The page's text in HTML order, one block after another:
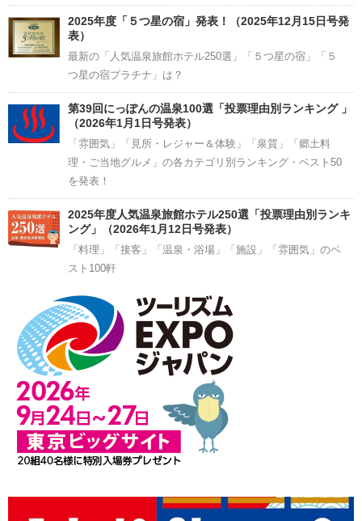
2025年度「５つ星の宿」発表！（2025年12月15日号発
表）
最新の「人気温泉旅館ホテル250選」「５つ星の宿」「５
つ星の宿プラチナ」は？
第39回にっぽんの温泉100選「投票理由別ランキング 」
（2026年1月1日号発表）
「雰囲気」「見所・レジャー＆体験」「泉質」「郷土料
理・ご当地グルメ」の各カテゴリ別ランキング・ベスト50
を発表！
2025年度人気温泉旅館ホテル250選「投票理由別ランキ
ング」（2026年1月12日号発表）
「料理」「接客」「温泉・浴場」「施設」「雰囲気」のベ
スト100軒